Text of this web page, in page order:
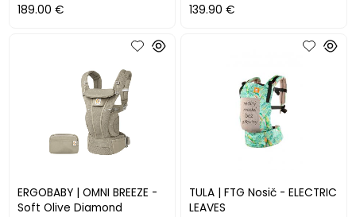
189.00 € 139.90 €
ERGOBABY | OMNI BREEZE -
Soft Olive Diamond
TULA | FTG Nosič - ELECTRIC
LEAVES